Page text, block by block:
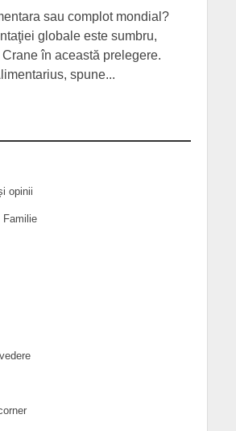
sau complot mondial?
globale este sumbru,
în această prelegere.
spune...
opinii
Familie